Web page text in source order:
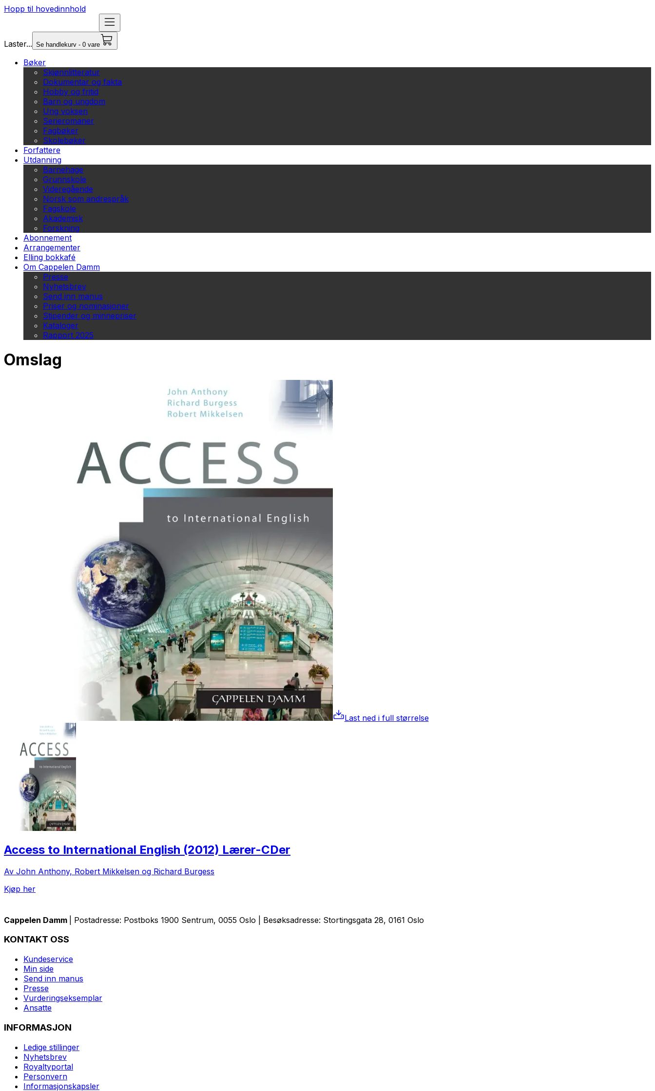
Hopp til hovedinnhold
Laster... Se handlekurv - 0 vare
Bøker
Skjønnlitteratur
Dokumentar og fakta
Hobby og fritid
Barn og ungdom
Ung voksen
Serieromaner
Fagbøker
Skolebøker
Forfattere
Utdanning
Barnehage
Grunnskole
Videregående
Norsk som andrespråk
Fagskole
Akademisk
Forskning
Abonnement
Arrangementer
Elling bokkafé
Om Cappelen Damm
Presse
Nyhetsbrev
Send inn manus
Priser og nominasjoner
Stipender og minnepriser
Kataloger
Rapport 2025
Omslag
Last ned i full størrelse
Access to International English (2012) Lærer-CDer
Av John Anthony, Robert Mikkelsen og Richard Burgess
Kjøp her
Cappelen Damm | Postadresse: Postboks 1900 Sentrum, 0055 Oslo | Besøksadresse: Stortingsgata 28, 0161 Oslo
KONTAKT OSS
Kundeservice
Min side
Send inn manus
Presse
Vurderingseksemplar
Ansatte
INFORMASJON
Ledige stillinger
Nyhetsbrev
Royaltyportal
Personvern
Informasjonskapsler